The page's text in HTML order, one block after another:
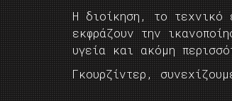
Η διοίκηση, το τεχνικό
εκφράζουν την
υγεία και ακόμη
Γκουρζίντερ,